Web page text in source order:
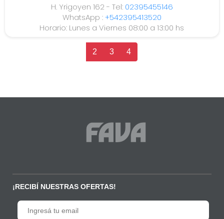
H. Yrigoyen 162 - Tel: 02395455146
WhatsApp :+542395413520
Horario: Lunes a Viernes 08:00 a 13:00 hs
2 3 4
¡RECIBÍ NUESTRAS OFERTAS!